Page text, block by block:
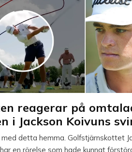
reagerar på
i Jackson Koivuns
detta hemma. Golfstjärnskottet
en rörelse som hade kunnat